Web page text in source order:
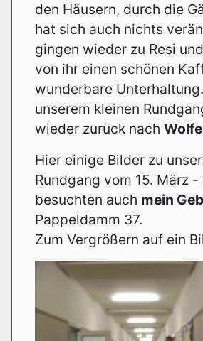
den Häusern, durch die
hat sich auch nichts
gingen wieder zu Resi
von ihr einen schönen
wunderbare
unserem kleinen
wieder zurück nach
Hier einige Bilder zu
Rundgang vom 15. März
besuchten auch mein
Pappeldamm 37.
Zum Vergrößern auf ein